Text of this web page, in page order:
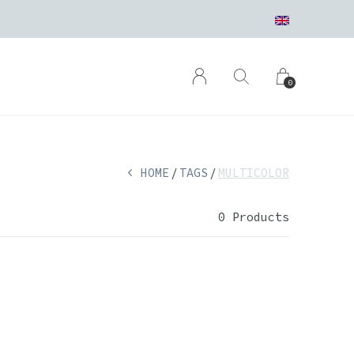
0
HOME TAGS MULTICOLOR
0 Products